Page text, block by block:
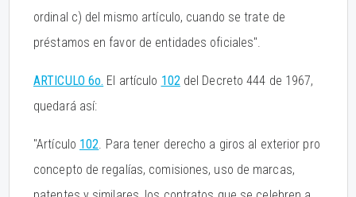
ordinal c) del mismo artículo, cuando se trate de
préstamos en favor de entidades oficiales".
ARTICULO 6o. El artículo 102del Decreto 444 de 1967,
quedará así:
"Artículo 102. Para tener derecho a giros al exterior pro
concepto de regalías, comisiones, uso de marcas,